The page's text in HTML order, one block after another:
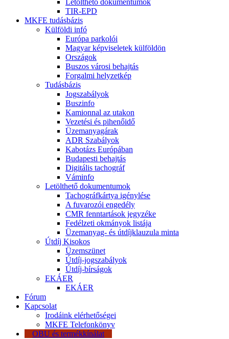
Letölthető dokumentumok
TIR-EPD
MKFE tudásbázis
Külföldi infó
Európa parkolói
Magyar képviseletek külföldön
Országok
Buszos városi behajtás
Forgalmi helyzetkép
Tudásbázis
Jogszabályok
Buszinfo
Kamionnal az utakon
Vezetési és pihenőidő
Üzemanyagárak
ADR Szabályok
Kabotázs Európában
Budapesti behajtás
Digitális tachográf
Váminfo
Letölthető dokumentumok
Tachográfkártya igénylése
A fuvarozói engedély
CMR fenntartások jegyzéke
Fedélzeti okmányok listája
Üzemanyag- és útdíjklauzula minta
Útdíj Kisokos
Üzemszünet
Útdíj-jogszabályok
Útdíj-bírságok
EKÁER
EKÁER
Fórum
Kapcsolat
Irodáink elérhetőségei
MKFE Telefonkönyv
OBU és termékkínálat